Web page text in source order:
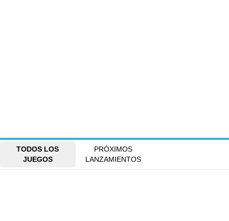
TODOS LOS
JUEGOS
PRÓXIMOS
LANZAMIENTOS